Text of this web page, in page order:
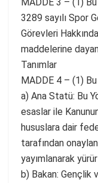
3289 sayılı Spor
Görevleri
maddelerine
Tanımlar
MADDE 4 – (1)
a) Ana Statü: Bu
esaslar ile
hususlara dair
tarafından
yayımlanarak
b) Bakan: Gençlik